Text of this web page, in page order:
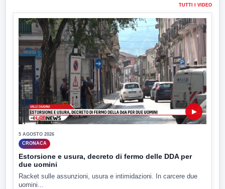
TUTTI I VIDEO
▶
5 AGOSTO 2026
CRONACA
Estorsione e usura, decreto di fermo delle DDA per
due uomini
Racket sulle assunzioni, usura e intimidazioni. In carcere due
uomini...